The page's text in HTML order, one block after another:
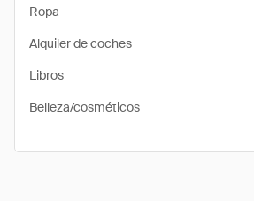
Ropa
Alquiler de coches
Libros
Belleza/cosméticos